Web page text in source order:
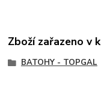
Zboží zařazeno v
BATOHY - TOPGAL